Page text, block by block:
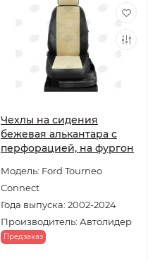
Чехлы на сидения
бежевая алькантара с
перфорацией, на фургон
Модель: Ford Tourneo
Connect
Года выпуска: 2002-2024
Производитель: Автолидер
Предзаказ